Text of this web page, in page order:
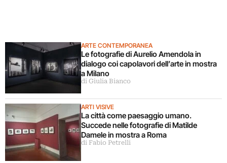
ARTE CONTEMPORANEA
Le fotografie di Aurelio Amendola in
dialogo coi capolavori dell’arte in mostra
a Milano
di Giulia Bianco
ARTI VISIVE
La città come paesaggio umano.
Succede nelle fotografie di Matilde
Damele in mostra a Roma
di Fabio Petrelli